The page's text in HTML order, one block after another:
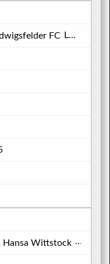
Ludwigsfelder FC
FK